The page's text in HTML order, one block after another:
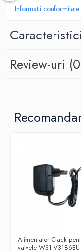
Informatii conformitate
Caracteristici
Review-uri
Alimentator Clack
valvele WS1